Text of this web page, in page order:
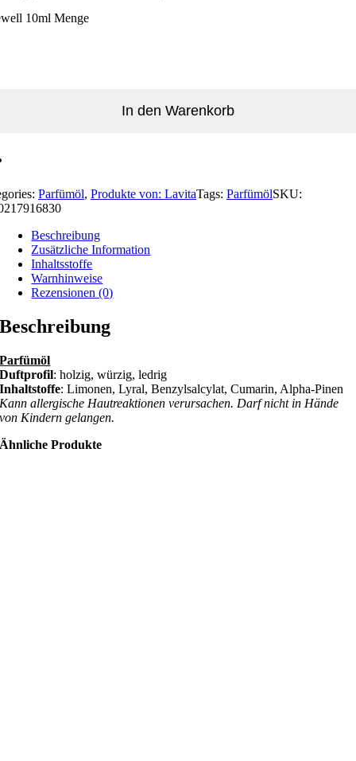
10ml Menge
In den Warenkorb
Parfümöl, Produkte von: LavitaTags: ParfümölSKU:
Beschreibung
Zusätzliche Information
Inhaltsstoffe
Warnhinweise
Rezensionen (0)
Beschreibung
Parfümöl
Duftprofil: holzig, würzig, ledrig
Inhaltstoffe: Limonen, Lyral, Benzylsalcylat, Cumarin, Alpha-Pinen
Kann allergische Hautreaktionen verursachen. Darf nicht in Hände
von Kindern gelangen.
Ähnliche Produkte